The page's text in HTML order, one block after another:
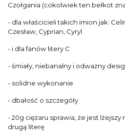
Czołgania (cokolwiek ten bełkot
- dla właścicieli takich imion jak:
Czesław, Cyprian, Cyryl
- i dla fanów litery C
- śmiały, niebanalny i odważny
- solidne wykonanie
- dbałość o szczegóły
- 20g ciężaru sprawia, że jest
drugą literę